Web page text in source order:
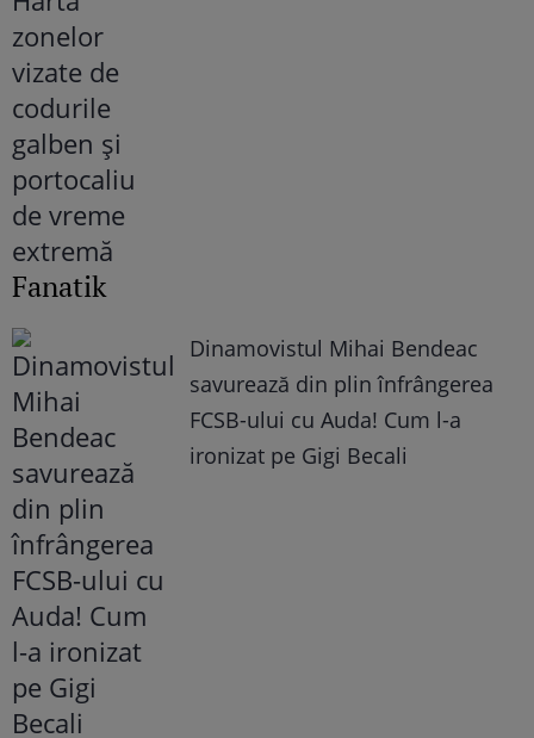
Fanatik
Dinamovistul Mihai Bendeac
savurează din plin înfrângerea
FCSB-ului cu Auda! Cum l-a
ironizat pe Gigi Becali